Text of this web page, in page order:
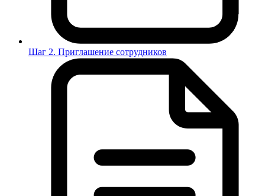
Шаг 2. Приглашение сотрудников